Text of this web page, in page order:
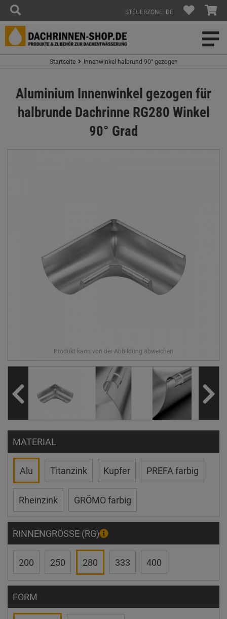
STEUERZONE: DE
Startseite Innenwinkel halbrund 90° gezogen
Aluminium Innenwinkel gezogen für
halbrunde Dachrinne RG280 Winkel
90° Grad
MATERIAL
Alu Titanzink Kupfer PREFA farbig
Rheinzink GRÖMO farbig
RINNENGRÖSSE (RG)
200 250 280 333 400
FORM